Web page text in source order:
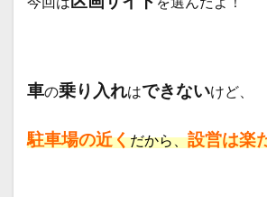
車の乗り入れはできないけど、
駐車場の近くだから、設営は楽